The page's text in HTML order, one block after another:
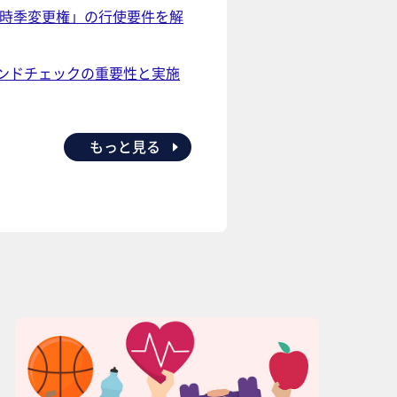
季変更権」の行使要件を解
チェックの重要性と実施
もっと見る